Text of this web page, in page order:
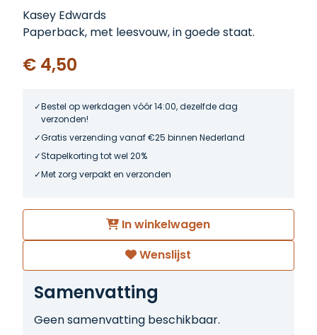
Kasey Edwards
Paperback, met leesvouw, in goede staat.
€ 4,50
Bestel op werkdagen vóór 14:00, dezelfde dag
verzonden!
Gratis verzending vanaf €25 binnen Nederland
Stapelkorting tot wel 20%
Met zorg verpakt en verzonden
In winkelwagen
Wenslijst
Samenvatting
Geen samenvatting beschikbaar.